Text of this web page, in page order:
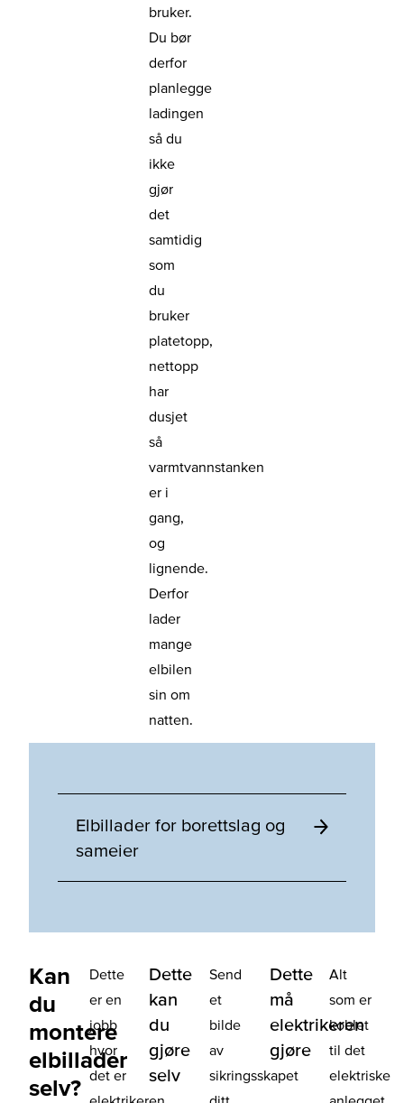
bruker.
Du bør
derfor
planlegge
ladingen
så du
ikke
gjør
det
samtidig
som
du
bruker
platetopp,
nettopp
har
dusjet
så
varmtvannstanken
er i
gang,
og
lignende.
Derfor
lader
mange
elbilen
sin om
natten.
Elbillader for borettslag og
sameier
Kan
du
montere
elbillader
selv?
Dette
er en
jobb
hvor
det er
Dette
kan
du
gjøre
selv
Send
et
bilde
av
sikringsskapet
Dette
må
elektrikeren
gjøre
Alt
som er
koblet
til det
elektriske